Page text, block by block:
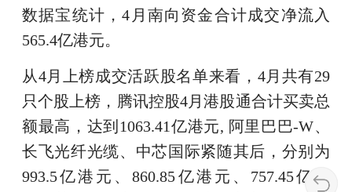
数据宝统计，4月南向资金合计成交净流入
565.4亿港元。
从4月上榜成交活跃股名单来看，4月共有29
只个股上榜，腾讯控股4月港股通合计买卖总
额最高，达到1063.41亿港元, 阿里巴巴-W、
长飞光纤光缆、中芯国际紧随其后，分别为
993.5亿港元、860.85亿港元、757.45亿港